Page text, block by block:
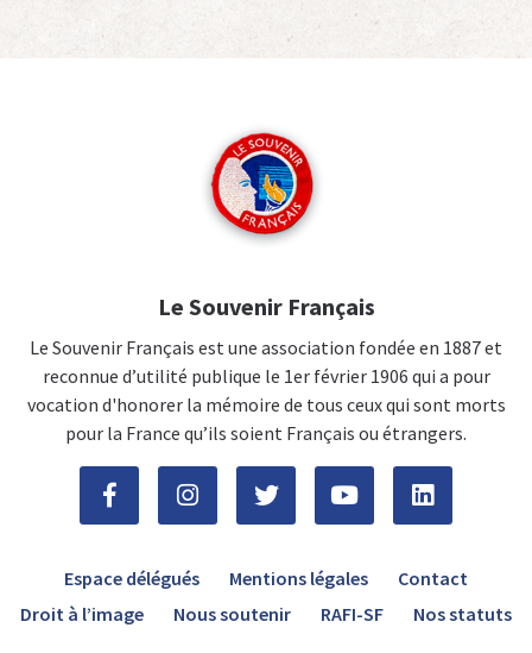
Le Souvenir Français
Le Souvenir Français est une association fondée en 1887 et
reconnue d’utilité publique le 1er février 1906 qui a pour
vocation d'honorer la mémoire de tous ceux qui sont morts
pour la France qu’ils soient Français ou étrangers.
Espace délégués Mentions légales
Contact
Droit à l’image
Nous soutenir RAFI-SF Nos statuts